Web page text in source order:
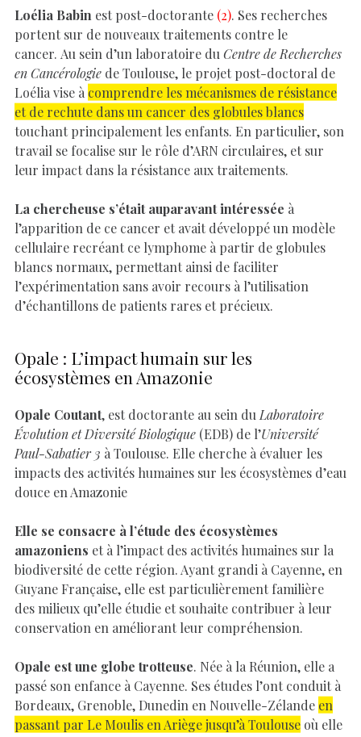
Loélia Babin est post-doctorante (2). Ses recherches
portent sur de nouveaux traitements contre le
cancer. Au sein d’un laboratoire du Centre de Recherches
en Cancérologie de Toulouse, le projet post-doctoral de
Loélia vise à comprendre les mécanismes de résistance
et de rechute dans un cancer des globules blancs
touchant principalement les enfants. En particulier, son
travail se focalise sur le rôle d’ARN circulaires, et sur
leur impact dans la résistance aux traitements.
La chercheuse s’était auparavant intéressée à
l’apparition de ce cancer et avait développé un modèle
cellulaire recréant ce lymphome à partir de globules
blancs normaux, permettant ainsi de faciliter
l’expérimentation sans avoir recours à l’utilisation
d’échantillons de patients rares et précieux.
Opale : L’impact humain sur les
écosystèmes en Amazonie
Opale Coutant, est doctorante au sein du Laboratoire
Évolution et Diversité Biologique (EDB) de l’Université
Paul-Sabatier 3 à Toulouse. Elle cherche à évaluer les
impacts des activités humaines sur les écosystèmes d’eau
douce en Amazonie
Elle se consacre à l’étude des écosystèmes
amazoniens et à l’impact des activités humaines sur la
biodiversité de cette région. Ayant grandi à Cayenne, en
Guyane Française, elle est particulièrement familière
des milieux qu’elle étudie et souhaite contribuer à leur
conservation en améliorant leur compréhension.
Opale est une globe trotteuse. Née à la Réunion, elle a
passé son enfance à Cayenne. Ses études l’ont conduit à
Bordeaux, Grenoble, Dunedin en Nouvelle-Zélande en
passant par Le Moulis en Ariège jusqu’à Toulouse où elle